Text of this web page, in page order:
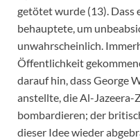
getötet wurde (13). Dass
behauptete, um
unwahrscheinlich.
Öffentlichkeit
darauf hin, dass George
anstellte, die Al-Jazeera-
bombardieren; der
dieser Idee wieder